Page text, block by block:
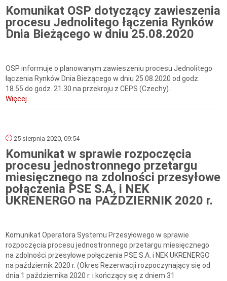
Komunikat OSP dotyczący zawieszenia
procesu Jednolitego łączenia Rynków
Dnia Bieżącego w dniu 25.08.2020
OSP informuje o planowanym zawieszeniu procesu Jednolitego
łączenia Rynków Dnia Bieżącego w dniu 25.08.2020 od godz.
18.55 do godz. 21.30 na przekroju z CEPS (Czechy).
Więcej...
25 sierpnia 2020, 09:54
Komunikat w sprawie rozpoczęcia
procesu jednostronnego przetargu
miesięcznego na zdolności przesyłowe
połączenia PSE S.A. i NEK
UKRENERGO na PAŹDZIERNIK 2020 r.
Komunikat Operatora Systemu Przesyłowego w sprawie
rozpoczęcia procesu jednostronnego przetargu miesięcznego
na zdolności przesyłowe połączenia PSE S.A. i NEK UKRENERGO
na październik 2020 r. (Okres Rezerwacji rozpoczynający się od
dnia 1 października 2020 r. i kończący się z dniem 31